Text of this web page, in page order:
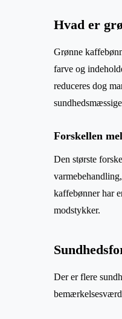
Hvad er
Grønne
farve og
reduceres dog
Forskellen
Den største
kaffebønner har
modstykker.
Der er flere